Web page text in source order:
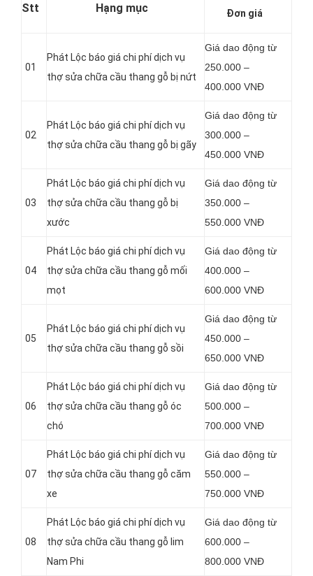
Stt Hạng mục Đơn giá
01
Phát Lộc báo giá chi phí dịch vụ
thợ sửa chữa cầu thang gỗ bị nứt
Giá dao động từ
250.000 –
400.000 VNĐ
02
Phát Lộc báo giá chi phí dịch vụ
thợ sửa chữa cầu thang gỗ bị gãy
Giá dao động từ
300.000 –
450.000 VNĐ
03
Phát Lộc báo giá chi phí dịch vụ
thợ sửa chữa cầu thang gỗ bị
xước
Giá dao động từ
350.000 –
550.000 VNĐ
04
Phát Lộc báo giá chi phí dịch vụ
thợ sửa chữa cầu thang gỗ mối
mọt
Giá dao động từ
400.000 –
600.000 VNĐ
05
Phát Lộc báo giá chi phí dịch vụ
thợ sửa chữa cầu thang gỗ sồi
Giá dao động từ
450.000 –
650.000 VNĐ
06
Phát Lộc báo giá chi phí dịch vụ
thợ sửa chữa cầu thang gỗ óc
chó
Giá dao động từ
500.000 –
700.000 VNĐ
07
Phát Lộc báo giá chi phí dịch vụ
thợ sửa chữa cầu thang gỗ căm
xe
Giá dao động từ
550.000 –
750.000 VNĐ
08
Phát Lộc báo giá chi phí dịch vụ
thợ sửa chữa cầu thang gỗ lim
Nam Phi
Giá dao động từ
600.000 –
800.000 VNĐ